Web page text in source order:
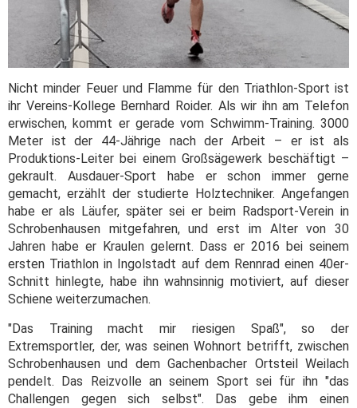
Nicht minder Feuer und Flamme für den Triathlon-Sport ist
ihr Vereins-Kollege Bernhard Roider. Als wir ihn am Telefon
erwischen, kommt er gerade vom Schwimm-Training. 3000
Meter ist der 44-Jährige nach der Arbeit – er ist als
Produktions-Leiter bei einem Großsägewerk beschäftigt –
gekrault. Ausdauer-Sport habe er schon immer gerne
gemacht, erzählt der studierte Holztechniker. Angefangen
habe er als Läufer, später sei er beim Radsport-Verein in
Schrobenhausen mitgefahren, und erst im Alter von 30
Jahren habe er Kraulen gelernt. Dass er 2016 bei seinem
ersten Triathlon in Ingolstadt auf dem Rennrad einen 40er-
Schnitt hinlegte, habe ihn wahnsinnig motiviert, auf dieser
Schiene weiterzumachen.
"Das Training macht mir riesigen Spaß", so der
Extremsportler, der, was seinen Wohnort betrifft, zwischen
Schrobenhausen und dem Gachenbacher Ortsteil Weilach
pendelt. Das Reizvolle an seinem Sport sei für ihn "das
Challengen gegen sich selbst". Das gebe ihm einen